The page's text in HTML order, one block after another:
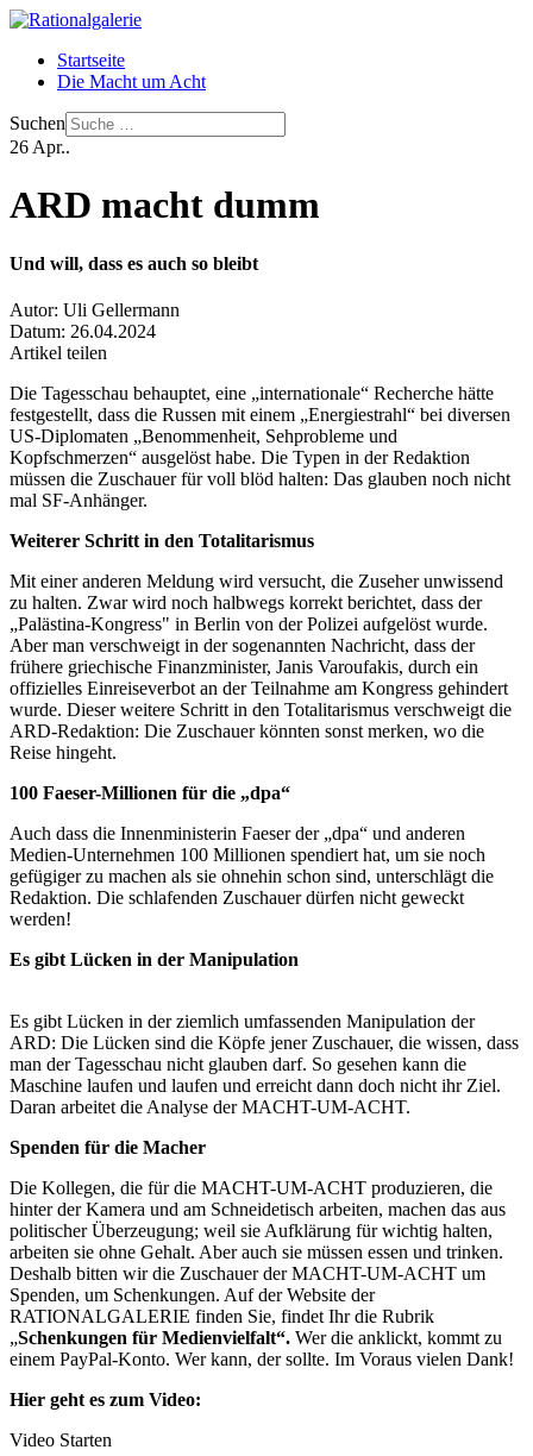
Startseite
Die Macht um Acht
Suchen
26 Apr..
ARD macht dumm
Und will, dass es auch so bleibt
Autor: Uli Gellermann
Datum: 26.04.2024
Artikel teilen
Die Tagesschau behauptet, eine „internationale“ Recherche hätte
festgestellt, dass die Russen mit einem „Energiestrahl“ bei diversen
US-Diplomaten „Benommenheit, Sehprobleme und
Kopfschmerzen“ ausgelöst habe. Die Typen in der Redaktion
müssen die Zuschauer für voll blöd halten: Das glauben noch nicht
mal SF-Anhänger.
Weiterer Schritt in den Totalitarismus
Mit einer anderen Meldung wird versucht, die Zuseher unwissend
zu halten. Zwar wird noch halbwegs korrekt berichtet, dass der
„Palästina-Kongress" in Berlin von der Polizei aufgelöst wurde.
Aber man verschweigt in der sogenannten Nachricht, dass der
frühere griechische Finanzminister, Janis Varoufakis, durch ein
offizielles Einreiseverbot an der Teilnahme am Kongress gehindert
wurde. Dieser weitere Schritt in den Totalitarismus verschweigt die
ARD-Redaktion: Die Zuschauer könnten sonst merken, wo die
Reise hingeht.
100 Faeser-Millionen für die „dpa“
Auch dass die Innenministerin Faeser der „dpa“ und anderen
Medien-Unternehmen 100 Millionen spendiert hat, um sie noch
gefügiger zu machen als sie ohnehin schon sind, unterschlägt die
Redaktion. Die schlafenden Zuschauer dürfen nicht geweckt
werden!
Es gibt Lücken in der Manipulation
Es gibt Lücken in der ziemlich umfassenden Manipulation der
ARD: Die Lücken sind die Köpfe jener Zuschauer, die wissen, dass
man der Tagesschau nicht glauben darf. So gesehen kann die
Maschine laufen und laufen und erreicht dann doch nicht ihr Ziel.
Daran arbeitet die Analyse der MACHT-UM-ACHT.
Spenden für die Macher
Die Kollegen, die für die MACHT-UM-ACHT produzieren, die
hinter der Kamera und am Schneidetisch arbeiten, machen das aus
politischer Überzeugung; weil sie Aufklärung für wichtig halten,
arbeiten sie ohne Gehalt. Aber auch sie müssen essen und trinken.
Deshalb bitten wir die Zuschauer der MACHT-UM-ACHT um
Spenden, um Schenkungen. Auf der Website der
RATIONALGALERIE finden Sie, findet Ihr die Rubrik
„Schenkungen für Medienvielfalt“. Wer die anklickt, kommt zu
einem PayPal-Konto. Wer kann, der sollte. Im Voraus vielen Dank!
Hier geht es zum Video:
Video Starten